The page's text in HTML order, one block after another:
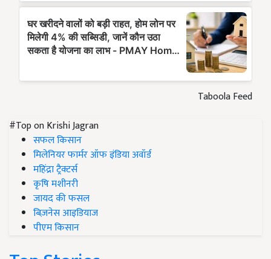
Taboola Feed
#Top on Krishi Jagran
सफल किसान
मिलेनियर फार्मर ऑफ इंडिया अवॉर्ड
महिंद्रा ट्रैक्टर्स
कृषि मशीनरी
जायद की फसल
बिज़नेस आइडियाज
पीएम किसान